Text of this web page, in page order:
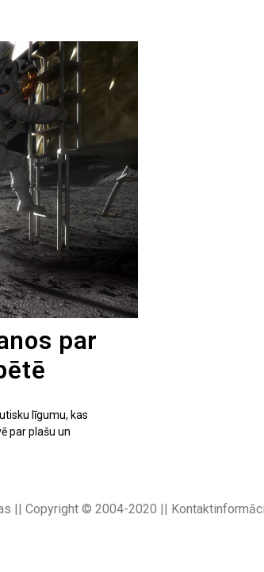
par
līgumu, kas
par plašu un
|| Copyright © 2004-2020 ||